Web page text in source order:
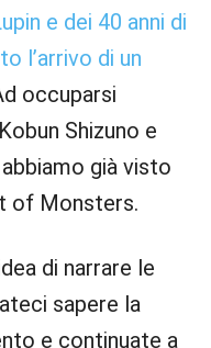
e dei 40 anni di
l’arrivo di un
occuparsi
Shizuno e
già visto
of Monsters.
di narrare le
sapere la
e continuate a